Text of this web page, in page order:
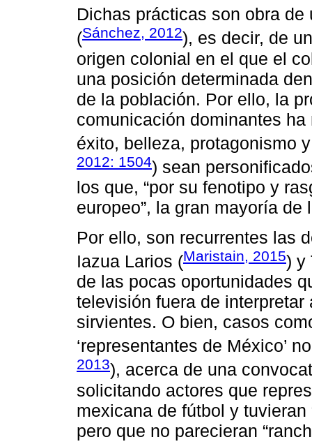
Dichas prácticas son obra
(Sánchez, 2012), es decir, de
origen colonial en el que el
una posición determinada
de la población. Por ello, la
comunicación dominantes
éxito, belleza, protagonismo
2012: 1504) sean
los que, “por su fenotipo y
europeo”, la gran mayoría
Por ello, son recurrentes las
Iazua Larios (Maristain, 2015) y
de las pocas oportunidades
televisión fuera de
sirvientes. O bien, casos
‘representantes de México’
2013), acerca de una
solicitando actores que
mexicana de fútbol y tuvieran
pero que no parecieran